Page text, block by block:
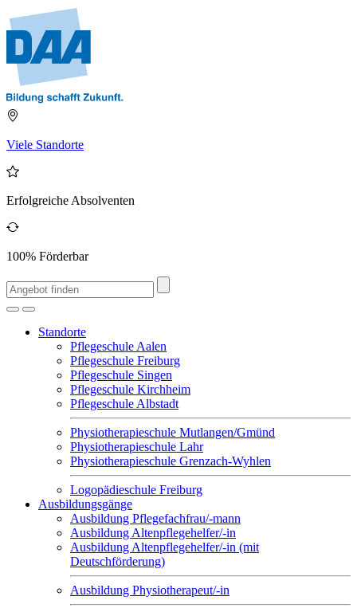
Viele Standorte
Erfolgreiche Absolventen
100% Förderbar
Standorte
Pflegeschule Aalen
Pflegeschule Freiburg
Pflegeschule Singen
Pflegeschule Kirchheim
Pflegeschule Albstadt
Physiotherapieschule Mutlangen/Gmünd
Physiotherapieschule Lahr
Physiotherapieschule Grenzach-Wyhlen
Logopädieschule Freiburg
Ausbildungsgänge
Ausbildung Pflegefachfrau/-mann
Ausbildung Altenpflegehelfer/-in
Ausbildung Altenpflegehelfer/-in (mit
Deutschförderung)
Ausbildung Physiotherapeut/-in